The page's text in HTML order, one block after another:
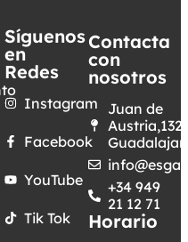
Síguenos
en
Redes
Instagram
Facebook
YouTube
Tik Tok
Contacta
con
nosotros
Juan de
Austria,132.
+34 949
21 12 71
Horario